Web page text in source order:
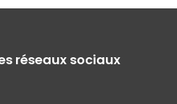
réseaux sociaux